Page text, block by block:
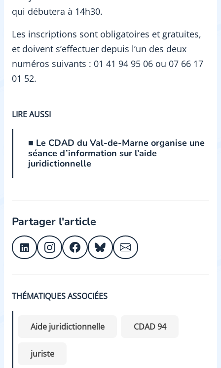
qui débutera à 14h30.
Les inscriptions sont obligatoires et gratuites,
et doivent s’effectuer depuis l’un des deux
numéros suivants : 01 41 94 95 06 ou 07 66 17
01 52.
LIRE AUSSI
■ Le CDAD du Val-de-Marne organise une
séance d’information sur l’aide
juridictionnelle
Partager l'article
THÉMATIQUES ASSOCIÉES
Aide juridictionnelle CDAD 94
juriste